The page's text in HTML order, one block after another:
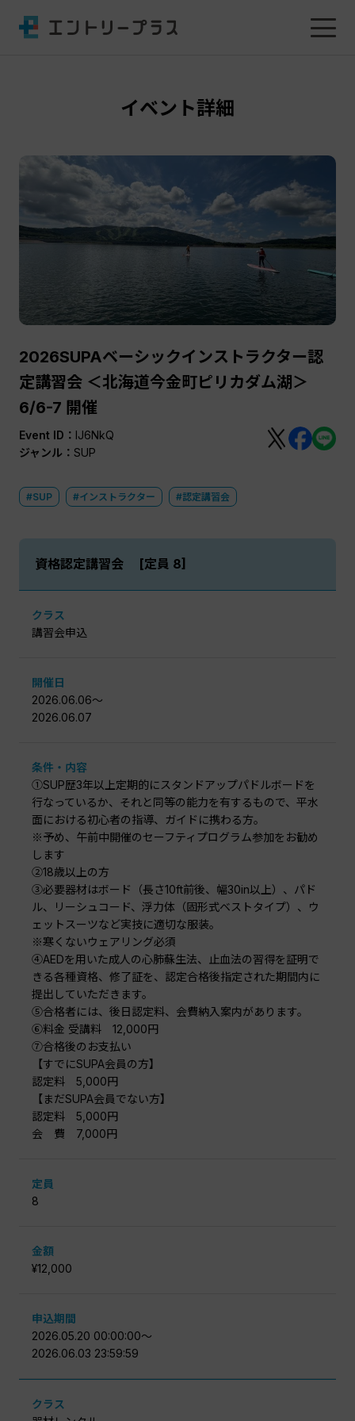
イベント詳細
2026SUPAベーシックインストラクター認
定講習会 ＜北海道今金町ピリカダム湖＞
6/6-7 開催
Event ID： IJ6NkQ
ジャンル： SUP
#SUP #インストラクター #認定講習会
資格認定講習会 [定員 8]
クラス
講習会申込
開催日
2026.06.06〜
2026.06.07
条件・内容
①SUP歴3年以上定期的にスタンドアップパドルボードを
行なっているか、それと同等の能力を有するもので、平水
面における初心者の指導、ガイドに携わる方。
※予め、午前中開催のセーフティプログラム参加をお勧め
します
②18歳以上の方
③必要器材はボード（長さ10ft前後、幅30in以上）、パド
ル、リーシュコード、浮力体（固形式ベストタイプ）、ウ
ェットスーツなど実技に適切な服装。
※寒くないウェアリング必須
④AEDを用いた成人の心肺蘇生法、止血法の習得を証明で
きる各種資格、修了証を、認定合格後指定された期間内に
提出していただきます。
⑤合格者には、後日認定料、会費納入案内があります。
⑥料金 受講料 12,000円
⑦合格後のお支払い
【すでにSUPA会員の方】
認定料 5,000円
【まだSUPA会員でない方】
認定料 5,000円
会 費 7,000円
定員
8
金額
¥12,000
申込期間
2026.05.20 00:00:00〜
2026.06.03 23:59:59
クラス